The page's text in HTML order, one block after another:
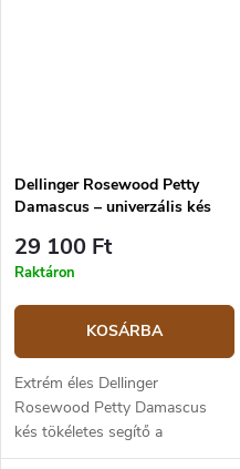
Dellinger Rosewood Petty
Damascus – univerzális kés
29 100 Ft
Raktáron
KOSÁRBA
Extrém éles Dellinger
Rosewood Petty Damascus
kés tökéletes segítő a
hozzávalók szeletelésében,